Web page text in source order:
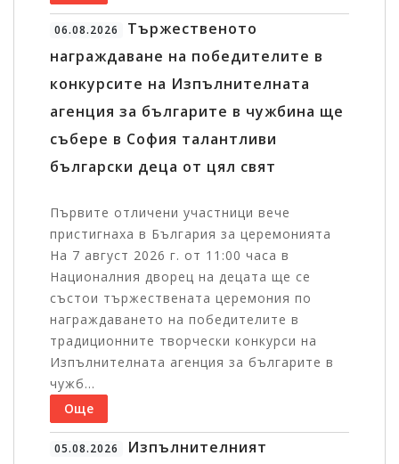
06.08.2026
Тържественото
награждаване на победителите в
конкурсите на Изпълнителната
агенция за българите в чужбина ще
събере в София талантливи
български деца от цял свят
Първите отличени участници вече
пристигнаха в България за церемонията
На 7 август 2026 г. от 11:00 часа в
Националния дворец на децата ще се
състои тържествената церемония по
награждаването на победителите в
традиционните творчески конкурси на
Изпълнителната агенция за българите в
чужб...
Още
05.08.2026
Изпълнителният